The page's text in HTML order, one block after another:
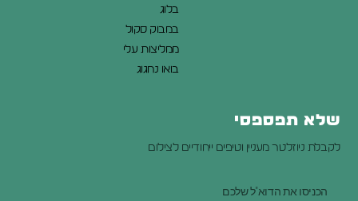
בלוג
במבוק סקול
ממליצות עלי
בואו נחגוג
שלא תפספסי
לקבלת ניוזלטר מעניין וטיפים ייחודיים לצילום